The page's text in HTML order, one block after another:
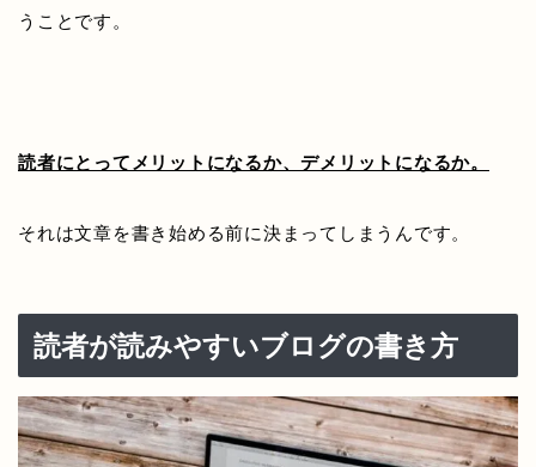
うことです。
読者にとってメリットになるか、デメリットになるか。
それは文章を書き始める前に決まってしまうんです。
読者が読みやすいブログの書き方